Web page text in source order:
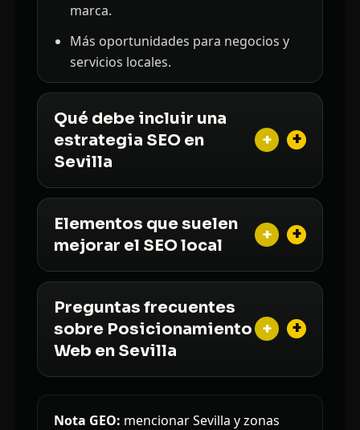
marca.
Más oportunidades para negocios y
servicios locales.
Qué debe incluir una
estrategia SEO en
Sevilla
+
Elementos que suelen
mejorar el SEO local
+
Preguntas frecuentes
sobre Posicionamiento
Web en Sevilla
+
Nota GEO: mencionar Sevilla y zonas